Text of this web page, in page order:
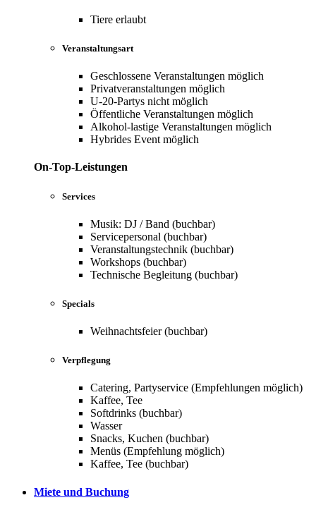
Tiere erlaubt
Veranstaltungsart
Geschlossene Veranstaltungen möglich
Privatveranstaltungen möglich
U-20-Partys nicht möglich
Öffentliche Veranstaltungen möglich
Alkohol-lastige Veranstaltungen möglich
Hybrides Event möglich
On-Top-Leistungen
Services
Musik: DJ / Band (buchbar)
Servicepersonal (buchbar)
Veranstaltungstechnik (buchbar)
Workshops (buchbar)
Technische Begleitung (buchbar)
Specials
Weihnachtsfeier (buchbar)
Verpflegung
Catering, Partyservice (Empfehlungen möglich)
Kaffee, Tee
Softdrinks (buchbar)
Wasser
Snacks, Kuchen (buchbar)
Menüs (Empfehlung möglich)
Kaffee, Tee (buchbar)
Miete und Buchung